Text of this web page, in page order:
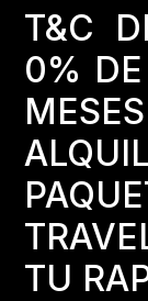
T&C
0%
TU